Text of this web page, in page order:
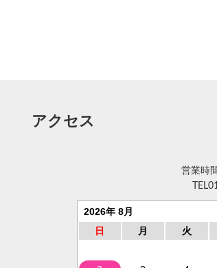
アクセス
営業時
TEL
2026年 8月
日
月 火